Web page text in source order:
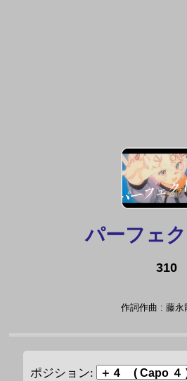
パーフェ
310
作詞作曲 : 藤永
ポジション: